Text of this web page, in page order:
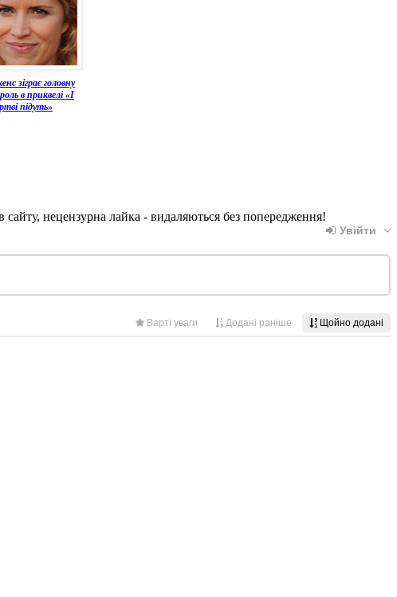
зіграє головну
в приквелі «І
підуть»
нецензурна лайка - видаляються без попередження!